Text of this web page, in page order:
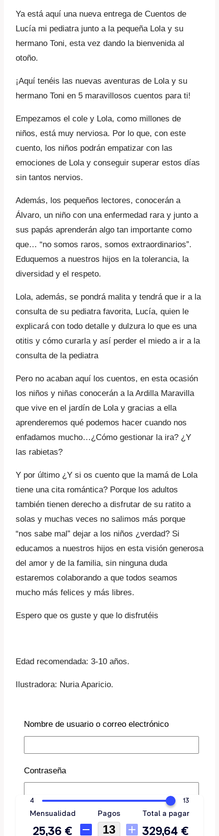
Ya está aquí una nueva entrega de Cuentos de
Lucía mi pediatra junto a la pequeña Lola y su
hermano Toni, esta vez dando la bienvenida al
otoño.
¡Aquí tenéis las nuevas aventuras de Lola y su
hermano Toni en 5 maravillosos cuentos para ti!
Empezamos el cole y Lola, como millones de
niños, está muy nerviosa. Por lo que, con este
cuento, los niños podrán empatizar con las
emociones de Lola y conseguir superar estos días
sin tantos nervios.
Además, los pequeños lectores, conocerán a
Álvaro, un niño con una enfermedad rara y junto a
sus papás aprenderán algo tan importante como
que… “no somos raros, somos extraordinarios”.
Eduquemos a nuestros hijos en la tolerancia, la
diversidad y el respeto.
Lola, además, se pondrá malita y tendrá que ir a la
consulta de su pediatra favorita, Lucía, quien le
explicará con todo detalle y dulzura lo que es una
otitis y cómo curarla y así perder el miedo a ir a la
consulta de la pediatra
Pero no acaban aquí los cuentos, en esta ocasión
los niños y niñas conocerán a la Ardilla Maravilla
que vive en el jardín de Lola y gracias a ella
aprenderemos qué podemos hacer cuando nos
enfadamos mucho…¿Cómo gestionar la ira? ¿Y
las rabietas?
Y por último ¿Y si os cuento que la mamá de Lola
tiene una cita romántica? Porque los adultos
también tienen derecho a disfrutar de su ratito a
solas y muchas veces no salimos más porque
“nos sabe mal” dejar a los niños ¿verdad? Si
educamos a nuestros hijos en esta visión generosa
del amor y de la familia, sin ninguna duda
estaremos colaborando a que todos seamos
mucho más felices y más libres.
Espero que os guste y que lo disfrutéis
Edad recomendada: 3-10 años.
Ilustradora: Nuria Aparicio.
Nombre de usuario o correo electrónico
Contraseña
Recuérdame